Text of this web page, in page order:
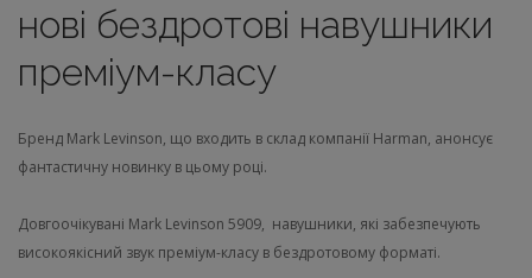
нові бездротові навушники
преміум-класу
Бренд Mark Levinson, що входить в склад компанії Harman, анонсує
фантастичну новинку в цьому році.
Довгоочікувані Mark Levinson 5909, навушники, які забезпечують
високоякісний звук преміум-класу в бездротовому форматі.